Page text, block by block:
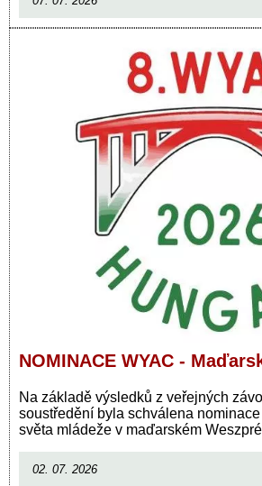
NOMINACE WYAC -
Na základě výsledků z veřejných
soustředění byla schválena
světa mládeže v maďarském
02. 07. 2026